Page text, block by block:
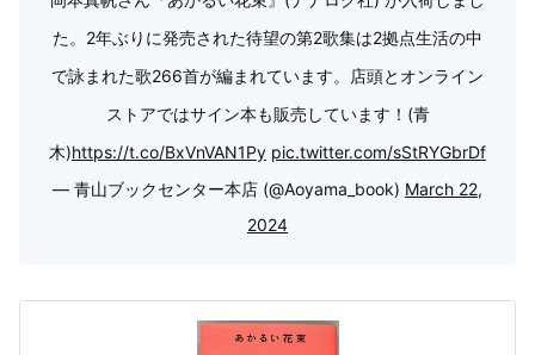
た。2年ぶりに発売された待望の第2歌集は2拠点生活の中
で詠まれた歌266首が編まれています。店頭とオンライン
ストアではサイン本も販売しています！(青
木)https://t.co/BxVnVAN1Py pic.twitter.com/sStRYGbrDf
— 青山ブックセンター本店 (@Aoyama_book) March 22,
2024